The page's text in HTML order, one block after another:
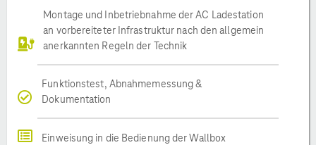
Montage und Inbetriebnahme der AC Ladestation
an vorbereiteter Infrastruktur nach den allgemein
anerkannten Regeln der Technik
Funktionstest, Abnahmemessung &
Dokumentation
Einweisung in die Bedienung der Wallbox